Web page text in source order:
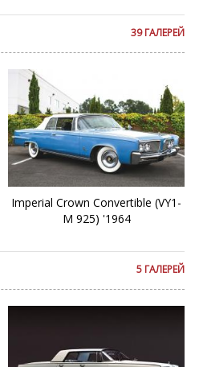
39 ГАЛЕРЕЙ
Imperial Crown Convertible (VY1-
M 925) '1964
5 ГАЛЕРЕЙ